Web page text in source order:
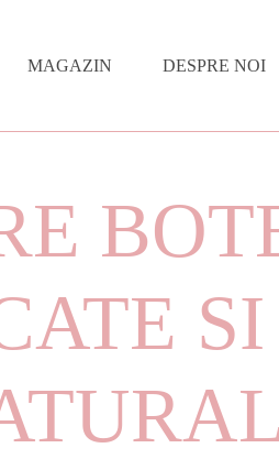
MAGAZIN
Valentine’s Day
8 Martie
Lumânări cu flori uscate
Coronițe de Crăciun
DESPRE NOI
Cine suntem
SI